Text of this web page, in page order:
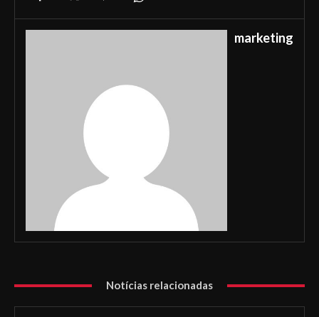
marketing
Notícias relacionadas